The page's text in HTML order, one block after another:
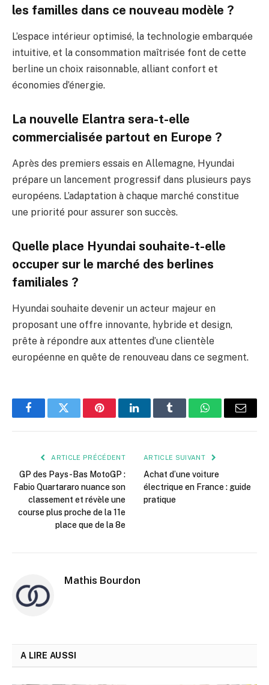
les familles dans ce nouveau modèle ?
L’espace intérieur optimisé, la technologie embarquée
intuitive, et la consommation maîtrisée font de cette
berline un choix raisonnable, alliant confort et
économies d’énergie.
La nouvelle Elantra sera-t-elle
commercialisée partout en Europe ?
Après des premiers essais en Allemagne, Hyundai
prépare un lancement progressif dans plusieurs pays
européens. L’adaptation à chaque marché constitue
une priorité pour assurer son succès.
Quelle place Hyundai souhaite-t-elle
occuper sur le marché des berlines
familiales ?
Hyundai souhaite devenir un acteur majeur en
proposant une offre innovante, hybride et design,
prête à répondre aux attentes d’une clientèle
européenne en quête de renouveau dans ce segment.
FacebookTwitter PinterestLinkedInTumblr WhatsApp
E-
ARTICLE PRÉCÉDENT
GP des Pays-Bas MotoGP :
Fabio Quartararo nuance son
classement et révèle une
course plus proche de la 11e
place que de la 8e
ARTICLE SUIVANT
Achat d’une voiture
électrique en France : guide
pratique
Mathis Bourdon
A LIRE AUSSI